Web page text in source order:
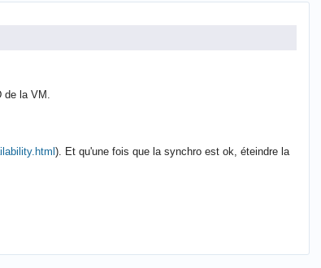
la VM.
). Et qu'une fois que la synchro est ok, éteindre la